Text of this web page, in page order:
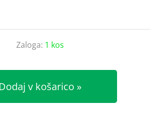
Zaloga: 1 kos
Dodaj v košarico